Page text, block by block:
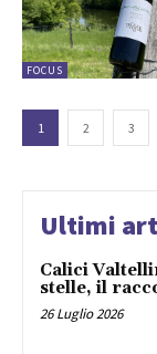
FOCUS
1 2 3
Ultimi
Calici
stelle, il
26 Luglio 2026